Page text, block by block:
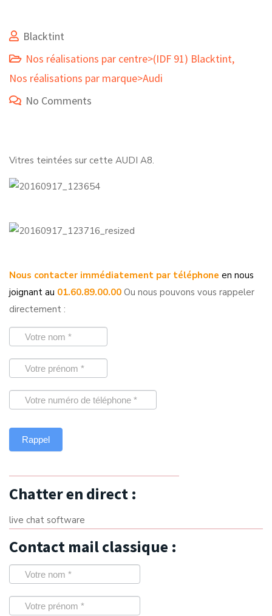
Blacktint
Nos réalisations par centre>(IDF 91) Blacktint,
Nos réalisations par marque>Audi
No Comments
Vitres teintées sur cette AUDI A8.
Nous contacter immédiatement par téléphone en nous
joignant au 01.60.89.00.00 Ou nous pouvons vous rappeler
directement :
Chatter en direct :
live chat software
Contact mail classique :